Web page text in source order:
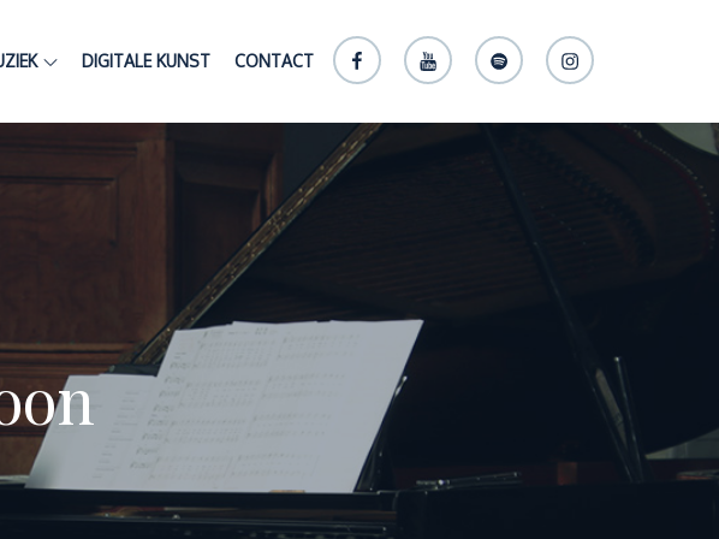
DIGITALE KUNST CONTACT FacebookYoutube Spotify Instagram